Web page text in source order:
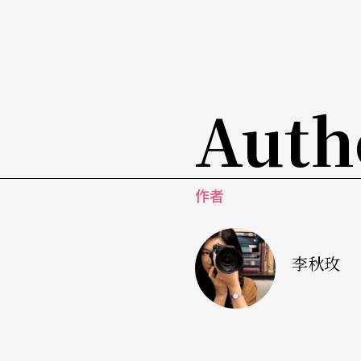
作者
李秋玫